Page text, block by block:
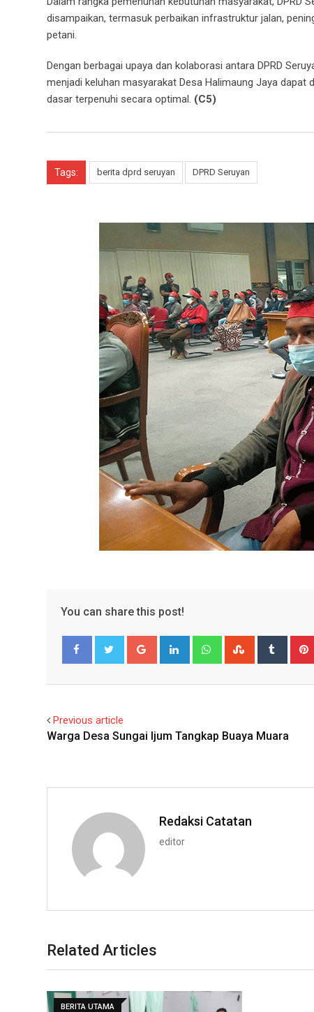
disampaikan, termasuk perbaikan infrastruktur jalan,
petani.
Dengan berbagai upaya dan kolaborasi antara DPRD
menjadi keluhan masyarakat Desa Halimaung Jaya
dasar terpenuhi secara optimal. (C5)
Tags: berita dprd seruyan DPRD Seruyan
You can share this post!
Google+ LinkedIn WhatsappStumbleUpon
Tumblr
Previous article
Warga Desa Sungai Ijum Tangkap Buaya Muara
Redaksi Catatan
editor
Related Articles
BERITA UTAMA